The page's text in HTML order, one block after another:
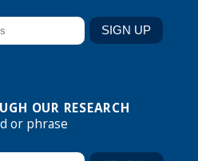
OUR RESEARCH
or phrase